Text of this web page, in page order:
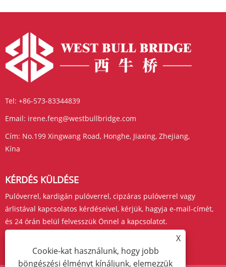
Tel: +86-573-83344839
Email: irene.feng@westbullbridge.com
Cím: No.199 Xingwang Road, Honghe, Jiaxing, Zhejiang,
Kína
KÉRDÉS KÜLDÉSE
Pulóverrel, kardigán pulóverrel, cipzáras pulóverrel vagy
árlistával kapcsolatos kérdéseivel, kérjük, hagyja e-mail-címét,
és 24 órán belül felvesszük Önnel a kapcsolatot.
X
Cookie-kat használunk, hogy jobb
böngészési élményt kínáljunk, elemezzük